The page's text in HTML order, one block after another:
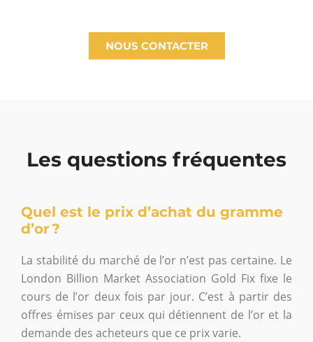
NOUS CONTACTER
Les questions fréquentes
Quel est le prix d’achat du gramme
d’or ?
La stabilité du marché de l’or n’est pas certaine. Le
London Billion Market Association Gold Fix fixe le
cours de l’or deux fois par jour. C’est à partir des
offres émises par ceux qui détiennent de l’or et la
demande des acheteurs que ce prix varie.